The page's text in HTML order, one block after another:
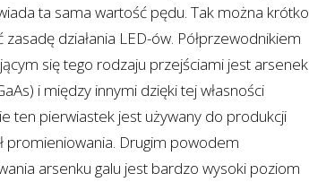
ta sama wartość pędu. Tak można krótko
zasadę działania LED-ów. Półprzewodnikiem
się tego rodzaju przejściami jest arsenek
i między innymi dzięki tej własności
ten pierwiastek jest używany do produkcji
promieniowania. Drugim powodem
arsenku galu jest bardzo wysoki poziom